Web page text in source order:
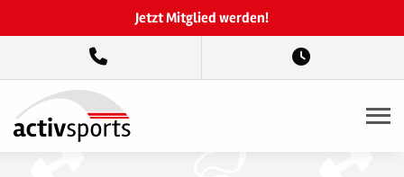
Jetzt Mitglied werden!